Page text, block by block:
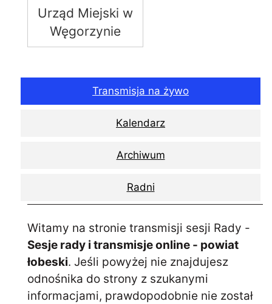
Urząd Miejski w
Węgorzynie
Transmisja na żywo
Kalendarz
Archiwum
Radni
Witamy na stronie transmisji sesji Rady -
Sesje rady i transmisje online - powiat
łobeski. Jeśli powyżej nie znajdujesz
odnośnika do strony z szukanymi
informacjami, prawdopodobnie nie został